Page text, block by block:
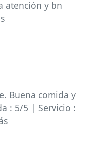
atención y bn
Buena comida y
: 5/5 | Servicio :